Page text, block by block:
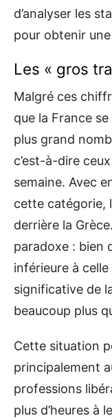
d’analyser les
pour obtenir
Les « gros
Malgré ces
que la France
plus grand
c’est-à-dire
semaine. Avec
cette catégorie,
derrière la
paradoxe : bien
inférieure à
significative de
beaucoup plus
Cette situation
principalement
professions
plus d’heures à